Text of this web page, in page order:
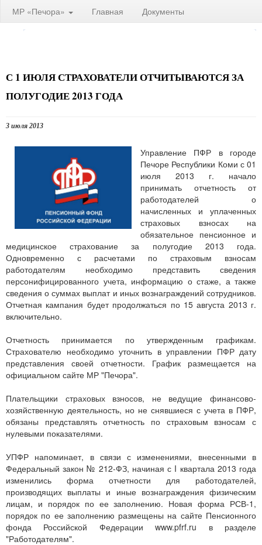
МР «Печора» Главная Документы
С 1 ИЮЛЯ СТРАХОВАТЕЛИ ОТЧИТЫВАЮТСЯ ЗА
ПОЛУГОДИЕ 2013 ГОДА
3 июля 2013
Управление ПФР в городе
Печоре Республики Коми с 01
июля 2013 г. начало
принимать отчетность от
работодателей о
начисленных и уплаченных
страховых взносах на
обязательное пенсионное и
медицинское страхование за полугодие 2013 года.
Одновременно с расчетами по страховым взносам
работодателям необходимо представить сведения
персонифицированного учета, информацию о стаже, а также
сведения о суммах выплат и иных вознаграждений сотрудников.
Отчетная кампания будет продолжаться по 15 августа 2013 г.
включительно.
Отчетность принимается по утвержденным графикам.
Страхователю необходимо уточнить в управлении ПФР дату
представления своей отчетности. График размещается на
официальном сайте МР "Печора".
Плательщики страховых взносов, не ведущие финансово-
хозяйственную деятельность, но не снявшиеся с учета в ПФР,
обязаны представлять отчетность по страховым взносам с
нулевыми показателями.
УПФР напоминает, в связи с изменениями, внесенными в
Федеральный закон № 212-ФЗ, начиная с I квартала 2013 года
изменились форма отчетности для работодателей,
производящих выплаты и иные вознаграждения физическим
лицам, и порядок по ее заполнению. Новая форма РСВ-1,
порядок по ее заполнению размещены на сайте Пенсионного
фонда Российской Федерации www.pfrf.ru в разделе
"Работодателям".